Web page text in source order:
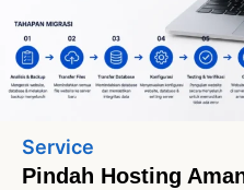
Service
Pindah Hosting